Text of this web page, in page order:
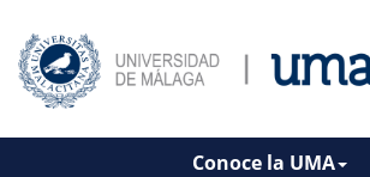
Conoce la UMA